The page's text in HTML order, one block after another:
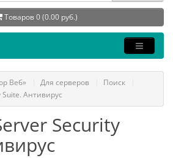
Товаров 0 (0.00 руб.)
Веб» Для серверов
Поиск
Антивирус
Security